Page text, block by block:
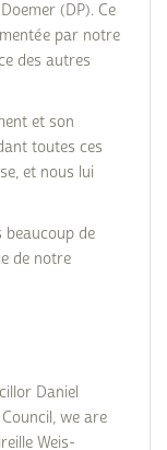
(DP). Ce
par notre
des autres
et son
toutes ces
et nous lui
beaucoup de
de notre
Daniel
we are
Weis-